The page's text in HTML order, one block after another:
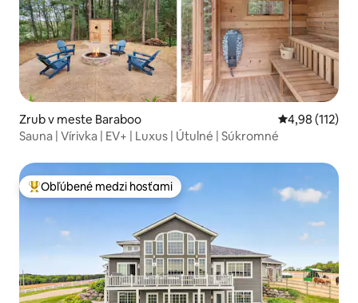
Zrub v meste Baraboo Priemerné
4,98 (112)
Sauna | Vírivka | EV+ | Luxus | Útulné | Súkromné
Najobľúbenejšie medzi hosťami
Obľúbené medzi hosťami